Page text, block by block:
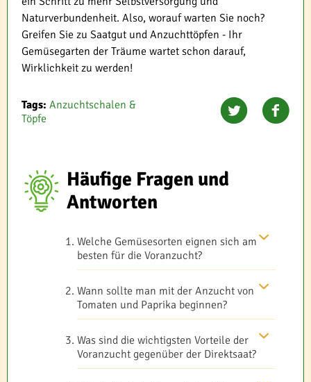
Naturverbundenheit. Also, worauf warten Sie noch?
Greifen Sie zu Saatgut und Anzuchttöpfen - Ihr
Gemüsegarten der Träume wartet schon darauf,
Wirklichkeit zu werden!
Tags: Anzuchtschalen &
Töpfe
Häufige Fragen und
Antworten
Welche Gemüsesorten eignen sich am
besten für die Voranzucht?
Wann sollte man mit der Anzucht von
Tomaten und Paprika beginnen?
Was sind die wichtigsten Vorteile der
Voranzucht gegenüber der Direktsaat?